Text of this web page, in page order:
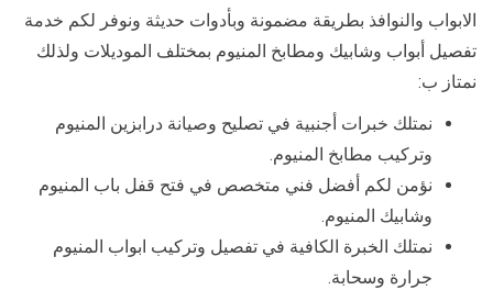
الابواب والنوافذ بطريقة مضمونة وبأدوات حديثة ونوفر لكم خدمة
تفصيل أبواب وشابيك ومطابخ المنيوم بمختلف الموديلات ولذلك
نمتاز ب:
نمتلك خبرات أجنبية في تصليح وصيانة درابزين المنيوم
وتركيب مطابخ المنيوم.
نؤمن لكم أفضل فني متخصص في فتح قفل باب المنيوم
وشابيك المنيوم.
نمتلك الخبرة الكافية في تفصيل وتركيب ابواب المنيوم
جرارة وسحابة.